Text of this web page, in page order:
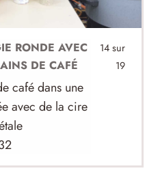
14 sur
19
RONDE AVEC
DE CAFÉ
café dans une
avec de la cire